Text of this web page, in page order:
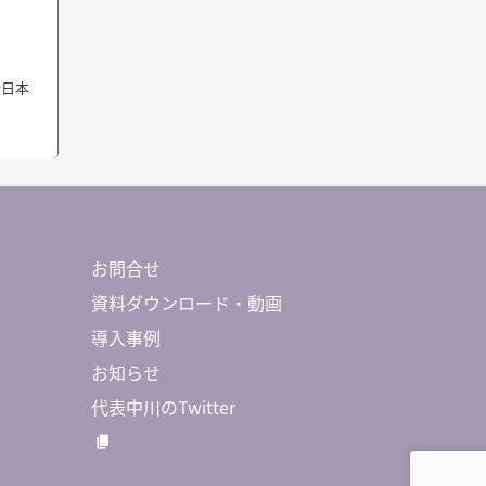
本
お問合せ
資料ダウンロード・動画
導入事例
お知らせ
代表中川のTwitter